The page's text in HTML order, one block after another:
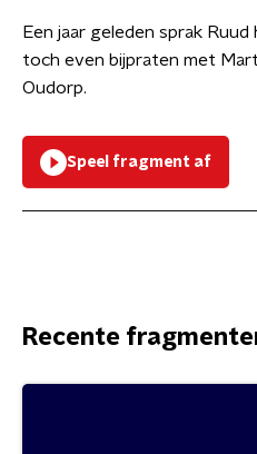
Een jaar geleden sprak Ruud
toch even bijpraten met
Oudorp.
Speel fragment af
Recente